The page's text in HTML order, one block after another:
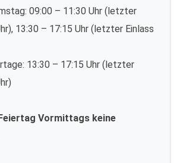
09:00 – 11:30 Uhr (letzter
13:30 – 17:15 Uhr (letzter Einlass
13:30 – 17:15 Uhr (letzter
Vormittags keine